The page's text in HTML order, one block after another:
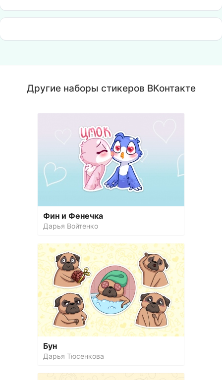
Другие наборы стикеров ВКонтакте
Фин и Фенечка
Дарья Войтенко
Бун
Дарья Тюсенкова